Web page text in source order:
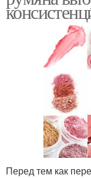
Перед тем как